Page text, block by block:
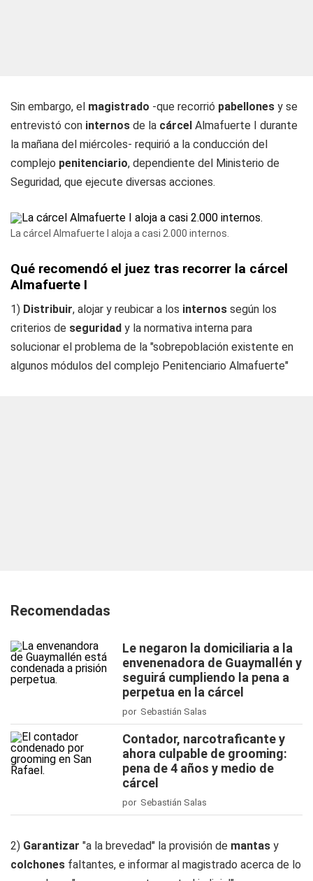
Sin embargo, el magistrado -que recorrió pabellones y se
entrevistó con internos de la cárcel Almafuerte I durante
la mañana del miércoles- requirió a la conducción del
complejo penitenciario, dependiente del Ministerio de
Seguridad, que ejecute diversas acciones.
La cárcel Almafuerte I aloja a casi 2.000 internos.
Qué recomendó el juez tras recorrer la cárcel
Almafuerte I
1) Distribuir, alojar y reubicar a los internos según los
criterios de seguridad y la normativa interna para
solucionar el problema de la "sobrepoblación existente en
algunos módulos del complejo Penitenciario Almafuerte"
Recomendadas
Le negaron la domiciliaria a la
envenenadora de Guaymallén y
seguirá cumpliendo la pena a
perpetua en la cárcel
por Sebastián Salas
Contador, narcotraficante y
ahora culpable de grooming:
pena de 4 años y medio de
cárcel
por Sebastián Salas
2) Garantizar "a la brevedad" la provisión de mantas y
colchones faltantes, e informar al magistrado acerca de lo